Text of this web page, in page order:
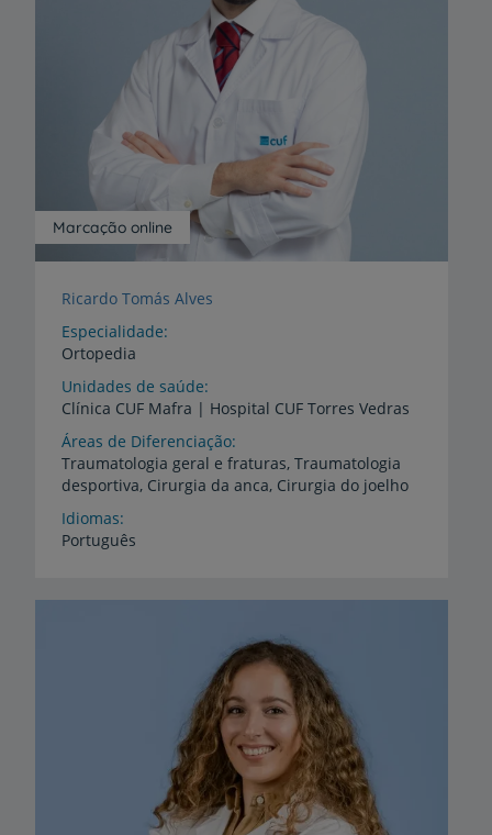
Marcação online
Ricardo Tomás Alves
Especialidade
Ortopedia
Unidades de saúde
Clínica CUF Mafra | Hospital CUF Torres Vedras
Áreas de Diferenciação
Traumatologia geral e fraturas, Traumatologia
desportiva, Cirurgia da anca, Cirurgia do joelho
Idiomas
Português